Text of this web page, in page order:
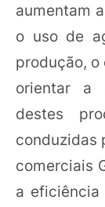
aumentam
o uso de
produção,
orientar a
destes
conduzidas
comerciais
a eficiência